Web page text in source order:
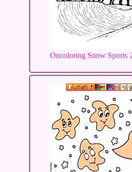
Oncoloring Snow Sports